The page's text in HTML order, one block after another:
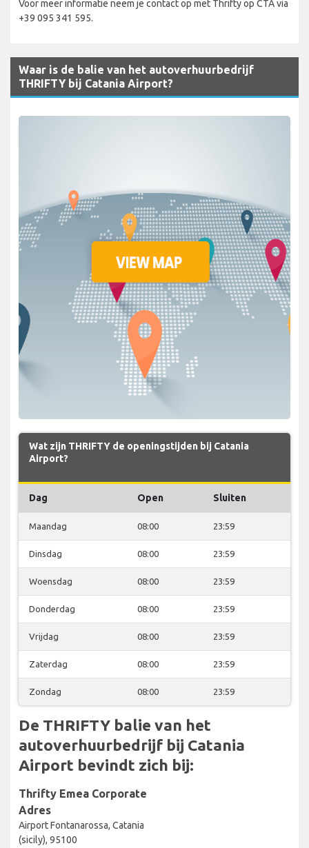
Voor meer informatie neem je contact op met Thrifty op CTA via
+39 095 341 595.
Waar is de balie van het autoverhuurbedrijf
THRIFTY bij Catania Airport?
Wat zijn THRIFTY de openingstijden bij Catania
Airport?
Dag Open Sluiten
Maandag 08:00 23:59
Dinsdag 08:00 23:59
Woensdag 08:00 23:59
Donderdag 08:00 23:59
Vrijdag 08:00 23:59
Zaterdag 08:00 23:59
Zondag 08:00 23:59
De THRIFTY balie van het
autoverhuurbedrijf bij Catania
Airport bevindt zich bij:
Thrifty Emea Corporate
Adres
Airport Fontanarossa, Catania
(sicily), 95100